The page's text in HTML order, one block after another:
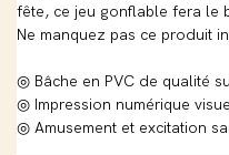
fête, ce jeu gonflable fera le
Ne manquez pas ce produit
◎ Bâche en PVC de qualité
◎ Impression numérique
◎ Amusement et excitation